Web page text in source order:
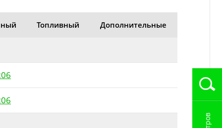
Топливный Дополнительные